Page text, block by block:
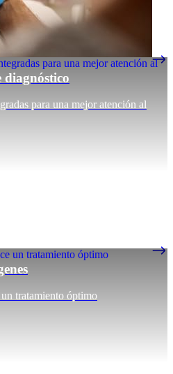
para una mejor atención al
tratamiento óptimo